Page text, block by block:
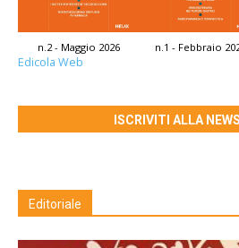
n.2 - Maggio 2026 n.1 - Febbraio
Edicola Web
ISCRIVITI ALLA
Editoriale